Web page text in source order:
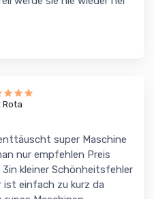
Rota
super Maschine
nur empfehlen Preis
kleiner Schönheitsfehler
einfach zu kurz da